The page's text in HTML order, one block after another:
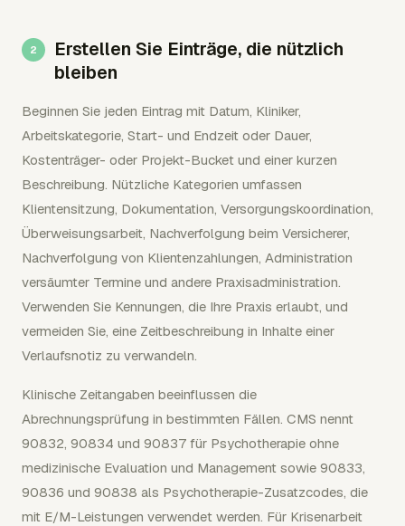
Erstellen Sie Einträge, die nützlich
bleiben
Beginnen Sie jeden Eintrag mit Datum, Kliniker,
Arbeitskategorie, Start- und Endzeit oder Dauer,
Kostenträger- oder Projekt-Bucket und einer kurzen
Beschreibung. Nützliche Kategorien umfassen
Klientensitzung, Dokumentation, Versorgungskoordination,
Überweisungsarbeit, Nachverfolgung beim Versicherer,
Nachverfolgung von Klientenzahlungen, Administration
versäumter Termine und andere Praxisadministration.
Verwenden Sie Kennungen, die Ihre Praxis erlaubt, und
vermeiden Sie, eine Zeitbeschreibung in Inhalte einer
Verlaufsnotiz zu verwandeln.
Klinische Zeitangaben beeinflussen die
Abrechnungsprüfung in bestimmten Fällen. CMS nennt
90832, 90834 und 90837 für Psychotherapie ohne
medizinische Evaluation und Management sowie 90833,
90836 und 90838 als Psychotherapie-Zusatzcodes, die
mit E/M-Leistungen verwendet werden. Für Krisenarbeit